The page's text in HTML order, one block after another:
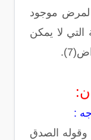
لمرض موجود
التي لا يمكن
:
الصدق